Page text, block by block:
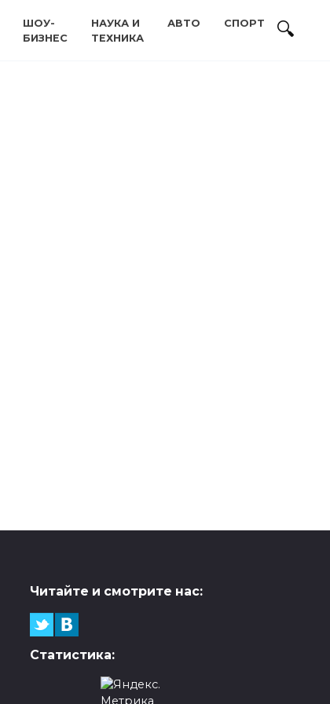
ШОУ-
БИЗНЕС
НАУКА И
ТЕХНИКА
АВТО СПОРТ
Читайте и смотрите нас:
Статистика: